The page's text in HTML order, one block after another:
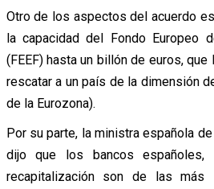
Otro de los aspectos del acuerdo
la capacidad del Fondo Europeo
(FEEF) hasta un billón de euros,
rescatar a un país de la dimensión
de la Eurozona).
Por su parte, la ministra española
dijo que los bancos españoles,
recapitalización son de las más